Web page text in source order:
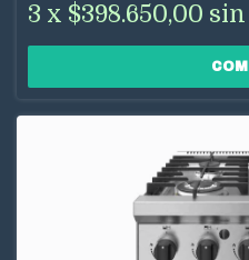
3 x $398.650,00 sin